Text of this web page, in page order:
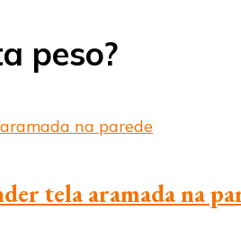
peso?
tela aramada na